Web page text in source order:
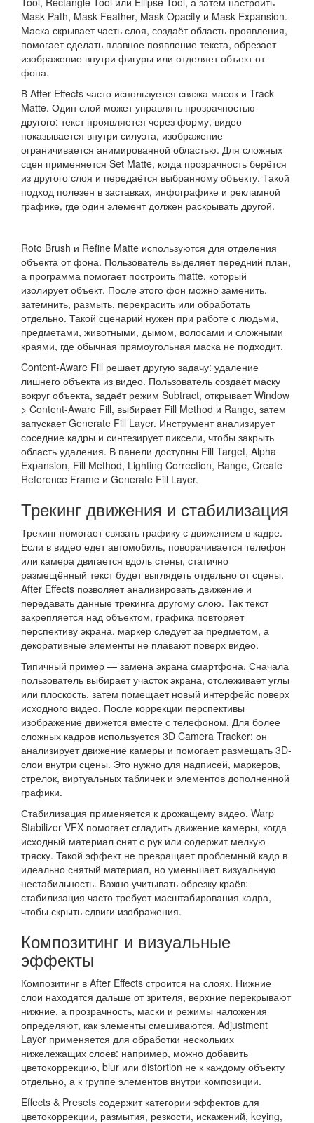
Mask Path, Mask Feather, Mask Opacity и Mask Expansion.
Маска скрывает часть слоя, создаёт область проявления,
помогает сделать плавное появление текста, обрезает
изображение внутри фигуры или отделяет объект от
фона.
В After Effects часто используется связка масок и Track
Matte. Один слой может управлять прозрачностью
другого: текст проявляется через форму, видео
показывается внутри силуэта, изображение
ограничивается анимированной областью. Для сложных
сцен применяется Set Matte, когда прозрачность берётся
из другого слоя и передаётся выбранному объекту. Такой
подход полезен в заставках, инфографике и рекламной
графике, где один элемент должен раскрывать другой.
Roto Brush и Refine Matte используются для отделения
объекта от фона. Пользователь выделяет передний план,
а программа помогает построить matte, который
изолирует объект. После этого фон можно заменить,
затемнить, размыть, перекрасить или обработать
отдельно. Такой сценарий нужен при работе с людьми,
предметами, животными, дымом, волосами и сложными
краями, где обычная прямоугольная маска не подходит.
Content-Aware Fill решает другую задачу: удаление
лишнего объекта из видео. Пользователь создаёт маску
вокруг объекта, задаёт режим Subtract, открывает Window
> Content-Aware Fill, выбирает Fill Method и Range, затем
запускает Generate Fill Layer. Инструмент анализирует
соседние кадры и синтезирует пиксели, чтобы закрыть
область удаления. В панели доступны Fill Target, Alpha
Expansion, Fill Method, Lighting Correction, Range, Create
Reference Frame и Generate Fill Layer.
Трекинг движения и стабилизация
Трекинг помогает связать графику с движением в кадре.
Если в видео едет автомобиль, поворачивается телефон
или камера двигается вдоль стены, статично
размещённый текст будет выглядеть отдельно от сцены.
After Effects позволяет анализировать движение и
передавать данные трекинга другому слою. Так текст
закрепляется над объектом, графика повторяет
перспективу экрана, маркер следует за предметом, а
декоративные элементы не плавают поверх видео.
Типичный пример — замена экрана смартфона. Сначала
пользователь выбирает участок экрана, отслеживает углы
или плоскость, затем помещает новый интерфейс поверх
исходного видео. После коррекции перспективы
изображение движется вместе с телефоном. Для более
сложных кадров используется 3D Camera Tracker: он
анализирует движение камеры и помогает размещать 3D-
слои внутри сцены. Это нужно для надписей, маркеров,
стрелок, виртуальных табличек и элементов дополненной
графики.
Стабилизация применяется к дрожащему видео. Warp
Stabilizer VFX помогает сгладить движение камеры, когда
исходный материал снят с рук или содержит мелкую
тряску. Такой эффект не превращает проблемный кадр в
идеально снятый материал, но уменьшает визуальную
нестабильность. Важно учитывать обрезку краёв:
стабилизация часто требует масштабирования кадра,
чтобы скрыть сдвиги изображения.
Композитинг и визуальные
эффекты
Композитинг в After Effects строится на слоях. Нижние
слои находятся дальше от зрителя, верхние перекрывают
нижние, а прозрачность, маски и режимы наложения
определяют, как элементы смешиваются. Adjustment
Layer применяется для обработки нескольких
нижележащих слоёв: например, можно добавить
цветокоррекцию, blur или distortion не к каждому объекту
отдельно, а к группе элементов внутри композиции.
Effects & Presets содержит категории эффектов для
цветокоррекции, размытия, резкости, искажений, keying,